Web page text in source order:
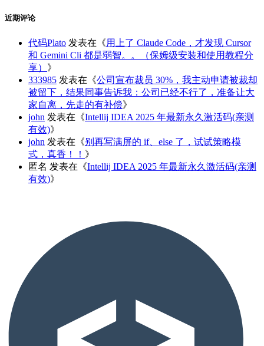
近期评论
代码Plato 发表在《用上了 Claude Code，才发现 Cursor
和 Gemini Cli 都是弱智。。（保姆级安装和使用教程分
享） 》
333985 发表在《公司宣布裁员 30%，我主动申请被裁却
被留下，结果同事告诉我：公司已经不行了，准备让大
家自离，先走的有补偿》
john 发表在《Intellij IDEA 2025 年最新永久激活码(亲测
有效)》
john 发表在《别再写满屏的 if、else 了，试试策略模
式，真香！！ 》
匿名 发表在《Intellij IDEA 2025 年最新永久激活码(亲测
有效)》